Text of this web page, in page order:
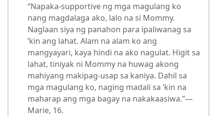
“Napaka-supportive ng mga magulang ko
nang magdalaga ako, lalo na si Mommy.
Naglaan siya ng panahon para ipaliwanag sa
’kin ang lahat. Alam na alam ko ang
mangyayari, kaya hindi na ako nagulat. Higit sa
lahat, tiniyak ni Mommy na huwag akong
mahiyang makipag-usap sa kaniya. Dahil sa
mga magulang ko, naging madali sa ’kin na
maharap ang mga bagay na nakakaasiwa.”—
Marie, 16.